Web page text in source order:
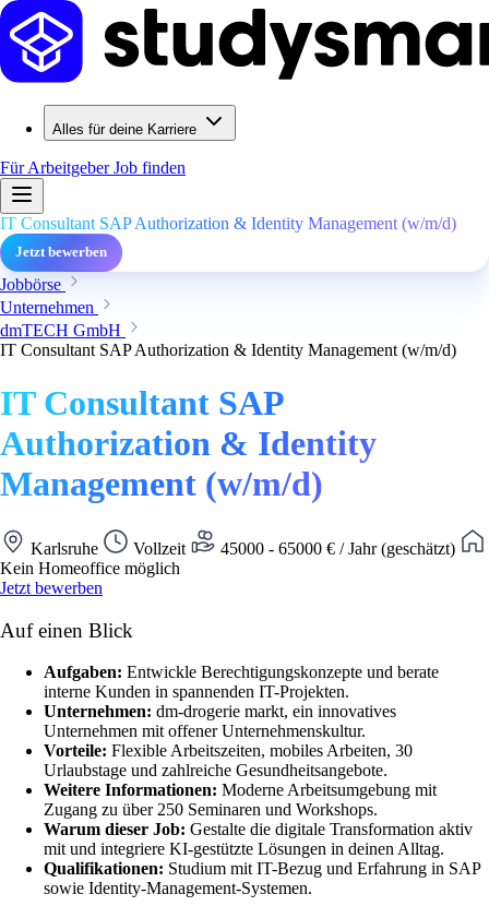
Alles für deine Karriere
Für ArbeitgeberJob finden
IT Consultant SAP Authorization & Identity Management (w/m/d)
Jetzt bewerben
Jobbörse
Unternehmen
dmTECH GmbH
IT Consultant SAP Authorization & Identity Management (w/m/d)
IT Consultant SAP
Authorization & Identity
Management (w/m/d)
Karlsruhe Vollzeit
45000 - 65000 € / Jahr (geschätzt)
Kein Homeoffice möglich
Jetzt bewerben
Auf einen Blick
Aufgaben: Entwickle Berechtigungskonzepte und berate
interne Kunden in spannenden IT-Projekten.
Unternehmen: dm-drogerie markt, ein innovatives
Unternehmen mit offener Unternehmenskultur.
Vorteile: Flexible Arbeitszeiten, mobiles Arbeiten, 30
Urlaubstage und zahlreiche Gesundheitsangebote.
Weitere Informationen: Moderne Arbeitsumgebung mit
Zugang zu über 250 Seminaren und Workshops.
Warum dieser Job: Gestalte die digitale Transformation aktiv
mit und integriere KI-gestützte Lösungen in deinen Alltag.
Qualifikationen: Studium mit IT-Bezug und Erfahrung in SAP
sowie Identity-Management-Systemen.